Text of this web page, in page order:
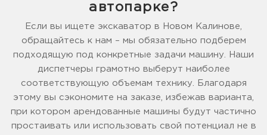
автопарке?
Если вы ищете экскаватор в Новом Калинове,
обращайтесь к нам – мы обязательно подберем
подходящую под конкретные задачи машину. Наши
диспетчеры грамотно выберут наиболее
соответствующую объемам технику. Благодаря
этому вы сэкономите на заказе, избежав варианта,
при котором арендованные машины будут частично
простаивать или использовать свой потенциал не в